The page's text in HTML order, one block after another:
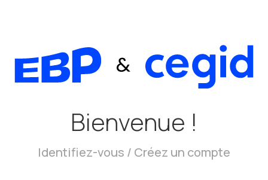
Bienvenue !
Identifiez-vous / Créez un compte